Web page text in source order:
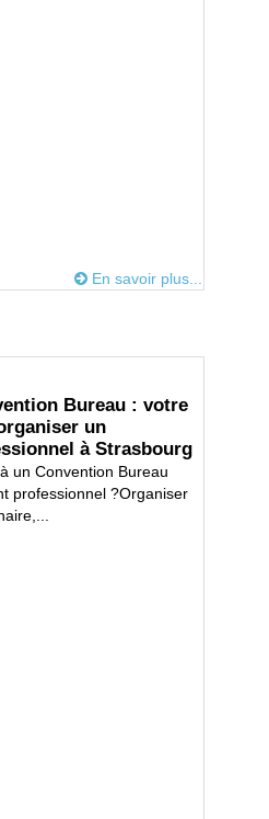
En savoir plus...
Bureau : votre
un
à Strasbourg
un Convention Bureau
professionnel ?Organiser